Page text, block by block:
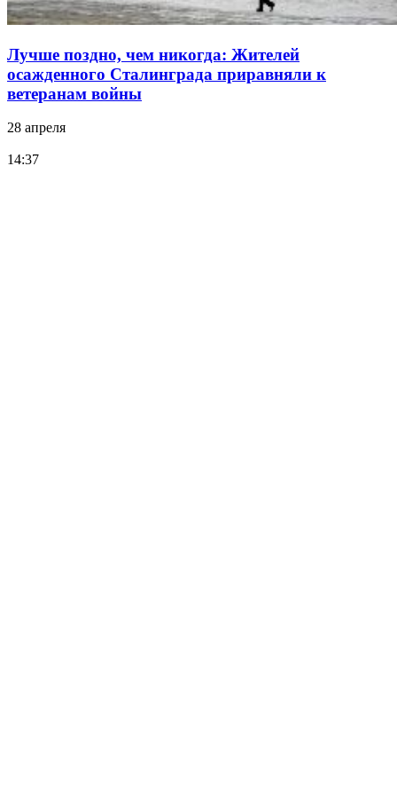
Лучше поздно, чем никогда: Жителей
осажденного Сталинграда приравняли к
ветеранам войны
28 апреля
14:37